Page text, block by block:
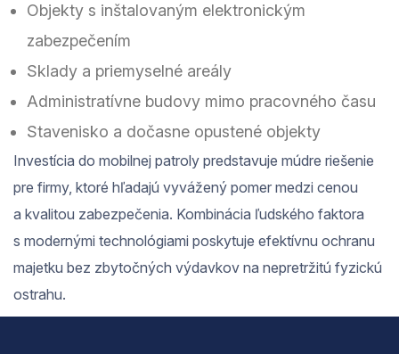
Objekty s inštalovaným elektronickým
zabezpečením
Sklady a priemyselné areály
Administratívne budovy mimo pracovného času
Stavenisko a dočasne opustené objekty
Investícia do mobilnej patroly predstavuje múdre riešenie
pre firmy, ktoré hľadajú vyvážený pomer medzi cenou
a kvalitou zabezpečenia. Kombinácia ľudského faktora
s modernými technológiami poskytuje efektívnu ochranu
majetku bez zbytočných výdavkov na nepretržitú fyzickú
ostrahu.